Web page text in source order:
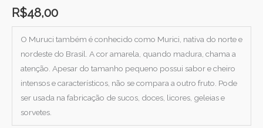
R$48,00
O Muruci também é conhecido como Murici, nativa do norte e
nordeste do Brasil. A cor amarela, quando madura, chama a
atenção. Apesar do tamanho pequeno possui sabor e cheiro
intensos e característicos, não se compara a outro fruto. Pode
ser usada na fabricação de sucos, doces, licores, geleias e
sorvetes.